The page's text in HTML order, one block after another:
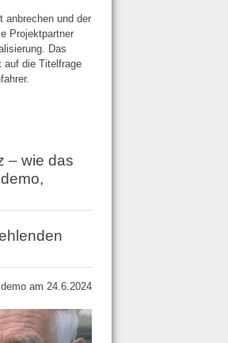
anbrechen und der
Projektpartner
Das
auf die Titelfrage
– wie das
am 24.6.2024